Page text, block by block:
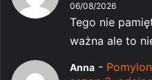
06/08/2026
Tego nie
ważna ale to
Anna -